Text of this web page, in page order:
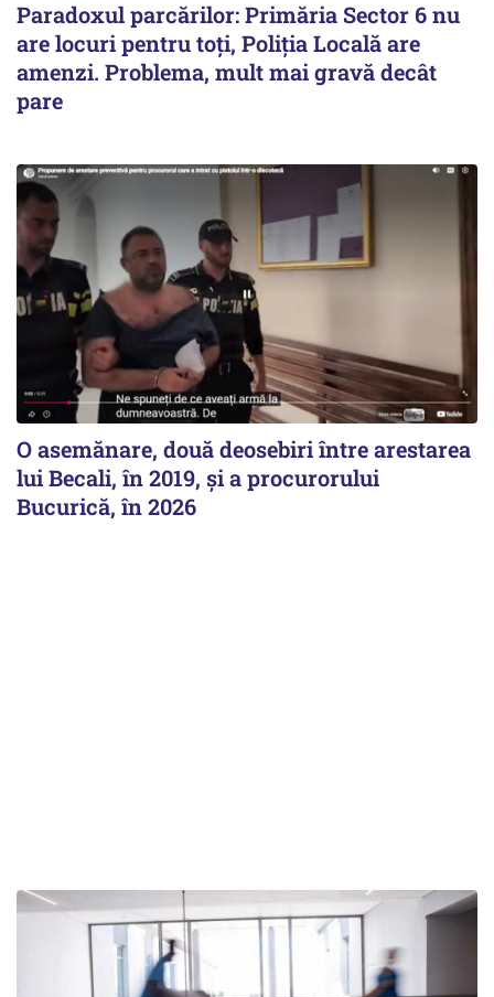
Paradoxul parcărilor: Primăria Sector 6 nu
are locuri pentru toți, Poliția Locală are
amenzi. Problema, mult mai gravă decât
pare
O asemănare, două deosebiri între arestarea
lui Becali, în 2019, și a procurorului
Bucurică, în 2026